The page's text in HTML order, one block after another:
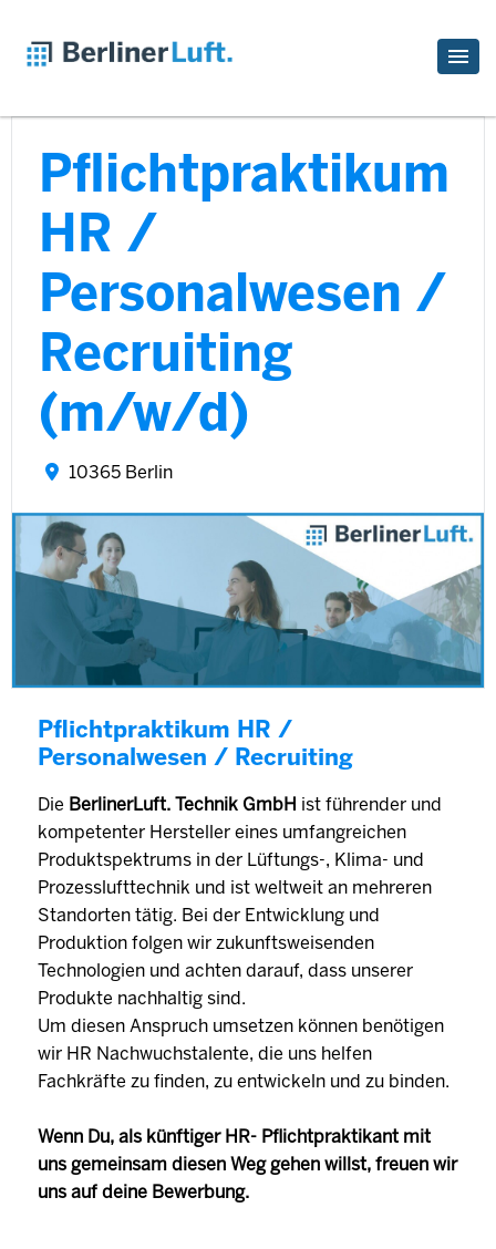
Pflichtpraktikum
HR /
Personalwesen /
Recruiting
(m/w/d)
10365 Berlin
Pflichtpraktikum HR /
Personalwesen / Recruiting
Die BerlinerLuft. Technik GmbH ist führender und
kompetenter Hersteller eines umfangreichen
Produktspektrums in der Lüftungs-, Klima- und
Prozesslufttechnik und ist weltweit an mehreren
Standorten tätig. Bei der Entwicklung und
Produktion folgen wir zukunftsweisenden
Technologien und achten darauf, dass unserer
Produkte nachhaltig sind.
Um diesen Anspruch umsetzen können benötigen
wir HR Nachwuchstalente, die uns helfen
Fachkräfte zu finden, zu entwickeln und zu binden.
Wenn Du, als künftiger HR- Pflichtpraktikant mit
uns gemeinsam diesen Weg gehen willst, freuen wir
uns auf deine Bewerbung.